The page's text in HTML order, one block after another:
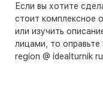
Если вы хотите
стоит комплексное
или изучить
лицами, то
region @ idealturnik ru